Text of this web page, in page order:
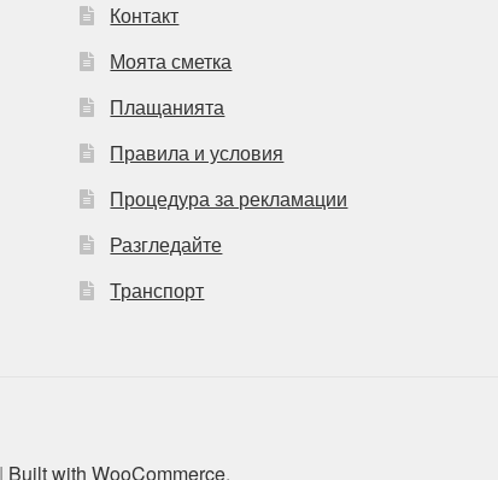
Контакт
Моята сметка
Плащанията
Правила и условия
Процедура за рекламации
Разгледайте
Транспорт
Built with WooCommerce.